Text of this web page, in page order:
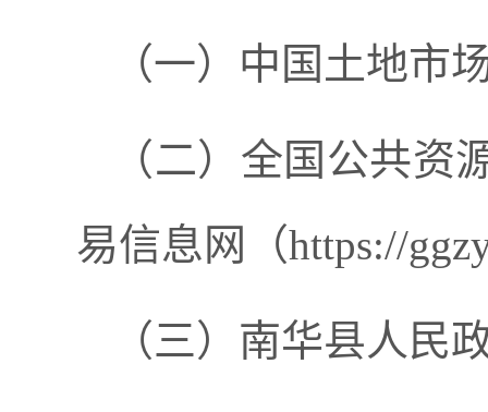
（一）中国土地市
（二）全国公共资
易信息网（https://
（三）南华县人民